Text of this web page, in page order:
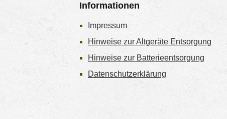
Informationen
Impressum
Hinweise zur Altgeräte Entsorgung
Hinweise zur Batterieentsorgung
Datenschutzerklärung